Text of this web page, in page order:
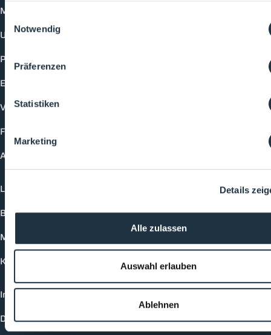
Einwilligungsauswahl
Notwendig
Präferenzen
Statistiken
Marketing
Details
Alle zulassen
Auswahl erlauben
Ablehnen
Mediathek
Unternehmen
Produkte
Events
Vorträge
Future-Faces
Academy
Login
Buchungsmöglichkeiten
Medienformate
Kontakt
Impressum
Datenschutzerklärung